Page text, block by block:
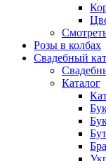
Розы в колбах
Свадебный
Каталог